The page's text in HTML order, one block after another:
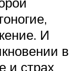
И
в
и страх